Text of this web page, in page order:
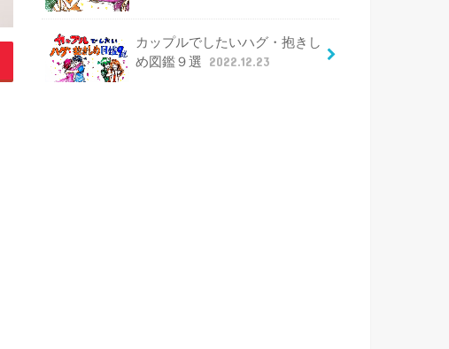
カップルでしたいハグ・抱きし
め図鑑９選
2022.12.23